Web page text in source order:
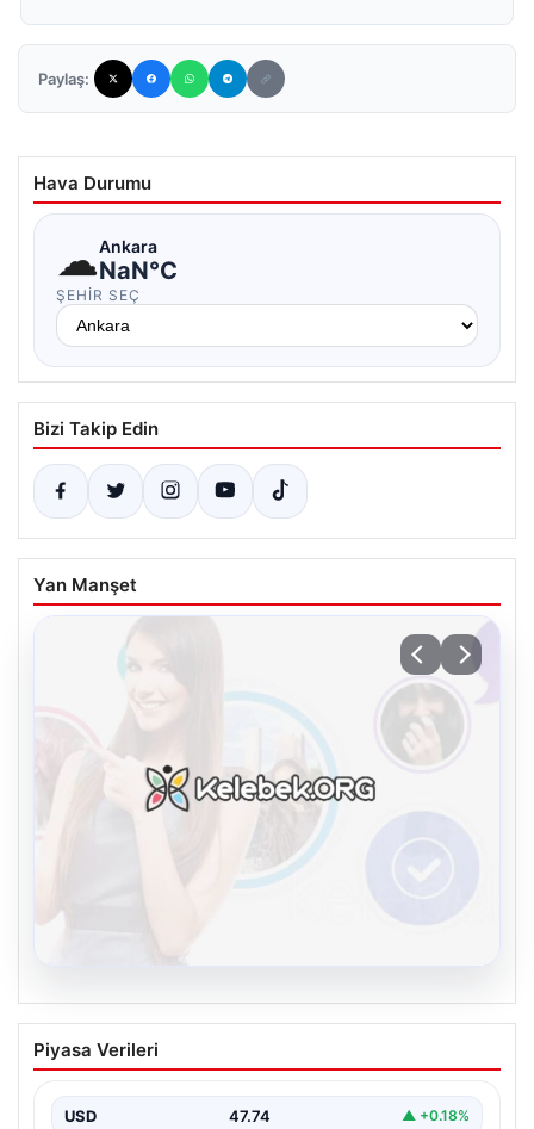
Paylaş:
Hava Durumu
☁Ankara
NaN°C
ŞEHIR SEÇ
Bizi Takip Edin
Yan Manşet
Kelebek.Org İle Sanal İletişimin Güvenli
Adresi Ve Sohbet Deneyimi
kurması kritik bir değer ifade etmektedir. Halen…
Piyasa Verileri
USD 47.74 ▲ +0.18%